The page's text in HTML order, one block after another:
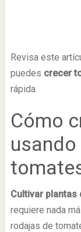
Revisa este
puedes crecer
rápida.
Cómo
Cultivar
requiere nada
rodajas de